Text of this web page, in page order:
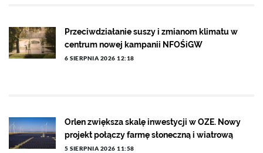
Przeciwdziałanie suszy i zmianom klimatu w
centrum nowej kampanii NFOŚiGW
6 SIERPNIA 2026 12:18
Orlen zwiększa skalę inwestycji w OZE. Nowy
projekt połączy farmę słoneczną i wiatrową
5 SIERPNIA 2026 11:58